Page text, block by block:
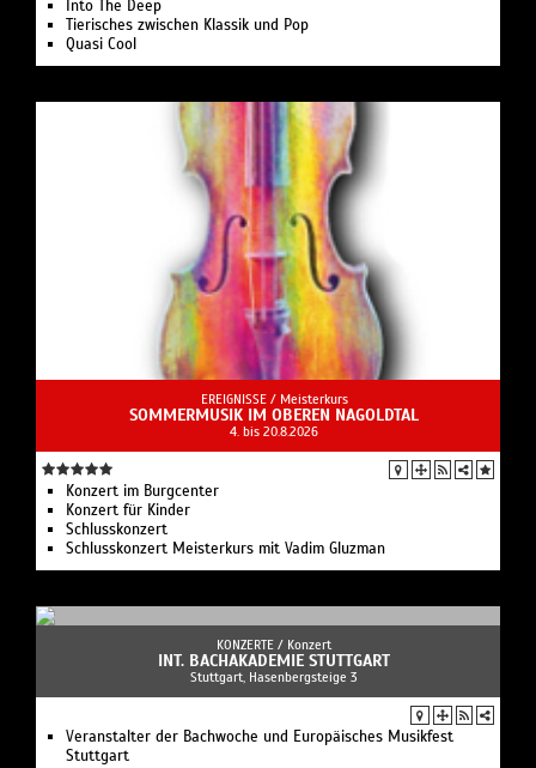
Into The Deep
Tierisches zwischen Klassik und Pop
Quasi Cool
EREIGNISSE / Meisterkurs
SOMMERMUSIK IM OBEREN NAGOLDTAL
4. bis 20.8.2026
Konzert im Burgcenter
Konzert für Kinder
Schlusskonzert
Schlusskonzert Meisterkurs mit Vadim Gluzman
KONZERTE / Konzert
INT. BACHAKADEMIE STUTTGART
Stuttgart, Hasenbergsteige 3
Veranstalter der Bachwoche und Europäisches Musikfest
Stuttgart